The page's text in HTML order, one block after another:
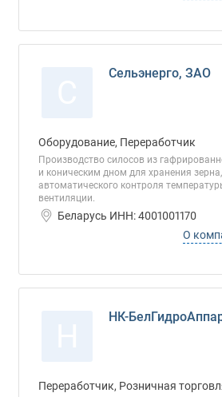
Сельэнерго, ЗАО
Оборудование, Переработчик
Производство силосов из
и коническим дном для хранения
автоматического контроля
вентиляции.
Беларусь ИНН: 4001001170
О
НК-
Переработчик, Розничная